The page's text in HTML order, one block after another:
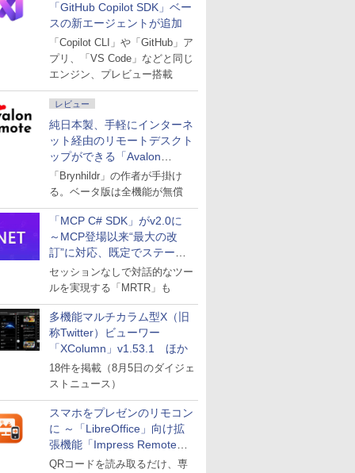
「GitHub Copilot SDK」ベー
スの新エージェントが追加
「Copilot CLI」や「GitHub」ア
プリ、「VS Code」などと同じ
エンジン、プレビュー搭載
レビュー
純日本製、手軽にインターネ
ット経由のリモートデスクト
ップができる「Avalon
remote」
「Brynhildr」の作者が手掛け
る。ベータ版は全機能が無償
「MCP C# SDK」がv2.0に
～MCP登場以来“最大の改
訂”に対応、既定でステート
レスへ
セッションなしで対話的なツー
ルを実現する「MRTR」も
多機能マルチカラム型X（旧
称Twitter）ビューワー
「XColumn」v1.53.1 ほか
18件を掲載（8月5日のダイジェ
ストニュース）
スマホをプレゼンのリモコン
に ～「LibreOffice」向け拡
張機能「Impress Remote」
が公開
QRコードを読み取るだけ、専